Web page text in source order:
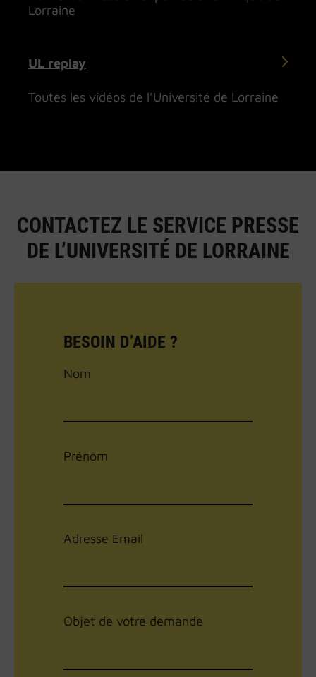
Lorraine
UL replay
Toutes les vidéos de l’Université de Lorraine
CONTACTEZ LE SERVICE PRESSE
DE L’UNIVERSITÉ DE LORRAINE
BESOIN D’AIDE ?
Nom
Prénom
Adresse Email
Objet de votre demande